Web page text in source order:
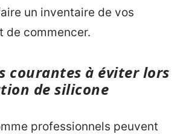
un inventaire de vos
de commencer.
courantes à éviter lors
de silicone
professionnels peuvent